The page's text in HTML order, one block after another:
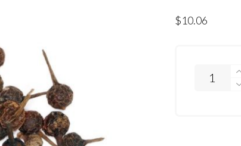
$10.06